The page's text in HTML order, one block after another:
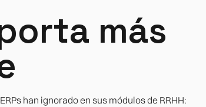
más
han ignorado en sus módulos de RRHH: